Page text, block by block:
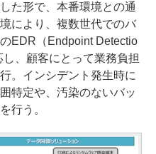
た形で、本番環境との通
により、複数世代でのバ
EDR（Endpoint Detectio
、顧客にとって業務負担
。インシデント発生時に
特定や、汚染のないバッ
行う。